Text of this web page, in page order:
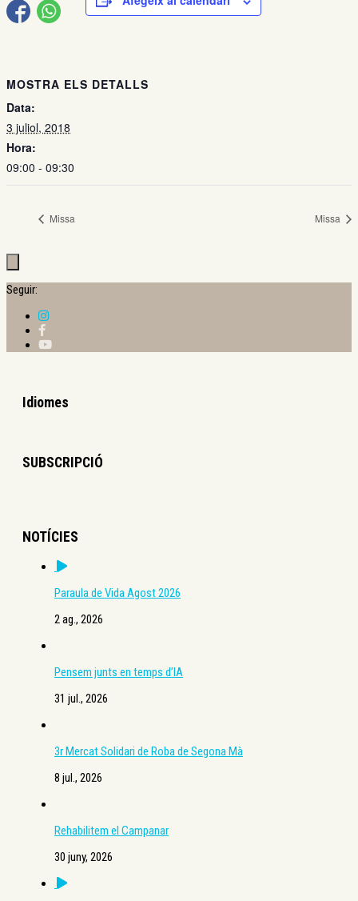
MOSTRA ELS DETALLS
Data:
3 juliol, 2018
Hora:
09:00 - 09:30
Missa Missa
Seguir:
Idiomes
SUBSCRIPCIÓ
NOTÍCIES
Paraula de Vida Agost 2026
2 ag., 2026
Pensem junts en temps d’IA
31 jul., 2026
3r Mercat Solidari de Roba de Segona Mà
8 jul., 2026
Rehabilitem el Campanar
30 juny, 2026